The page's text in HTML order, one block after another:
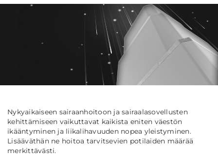
Nykyaikaiseen sairaanhoitoon ja sairaalasovellusten
kehittämiseen vaikuttavat kaikista eniten väestön
ikääntyminen ja liikalihavuuden nopea yleistyminen.
Lisääväthän ne hoitoa tarvitsevien potilaiden määrää
merkittävästi.